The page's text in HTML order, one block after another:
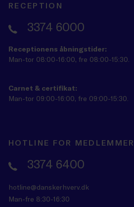
RECEPTION
3374 6000
Receptionens åbningstider:
Man-tor 08:00-16:00, fre 08:00-15:30.
Carnet & certifikat:
Man-tor 09:00-16:00, fre 09:00-15:30.
HOTLINE FOR MEDLEMMER
3374 6400
hotline@danskerhverv.dk
Man-fre 8:30-16:30